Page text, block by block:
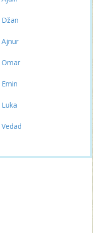
Džan
Ajnur
Omar
Emin
Luka
Vedad